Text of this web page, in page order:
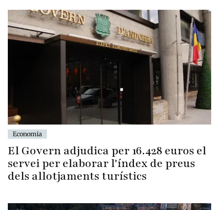
Economia
El Govern adjudica per 16.428 euros el
servei per elaborar l'índex de preus
dels allotjaments turístics